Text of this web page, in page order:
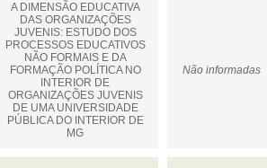
A DIMENSÃO EDUCATIVA
DAS ORGANIZAÇÕES
JUVENIS: ESTUDO DOS
PROCESSOS EDUCATIVOS
NÃO FORMAIS E DA
FORMAÇÃO POLÍTICA NO
INTERIOR DE
ORGANIZAÇÕES JUVENIS
DE UMA UNIVERSIDADE
PÚBLICA DO INTERIOR DE
MG
Não informadas